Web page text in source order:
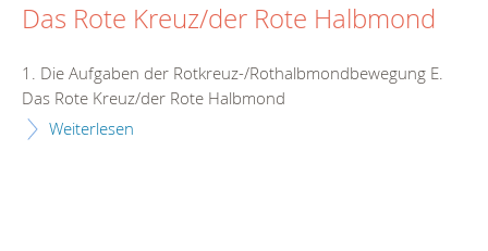
Das Rote Kreuz/der Rote Halbmond
1. Die Aufgaben der Rotkreuz-/Rothalbmondbewegung E.
Das Rote Kreuz/der Rote Halbmond
Weiterlesen